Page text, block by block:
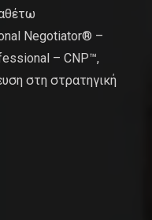
Negotiator® –
– CNP™,
στη στρατηγική